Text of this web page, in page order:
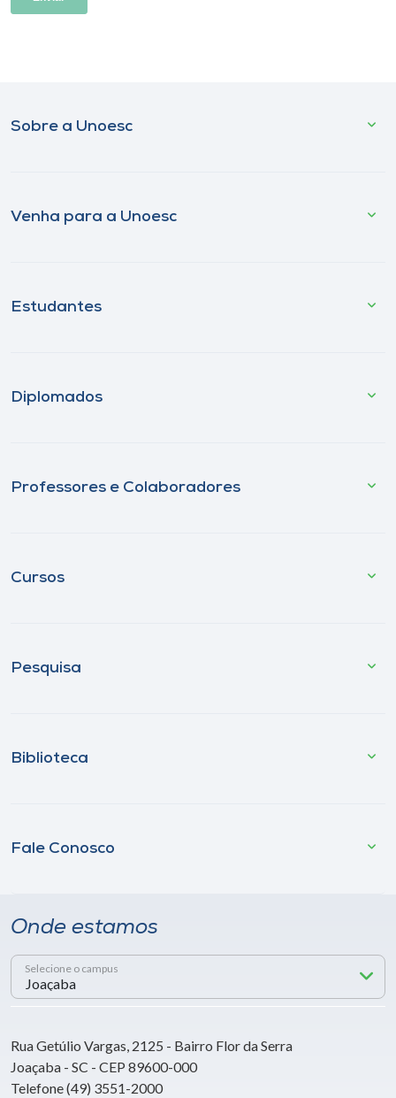
Sobre a Unoesc
Venha para a Unoesc
Estudantes
Diplomados
Professores e Colaboradores
Cursos
Pesquisa
Biblioteca
Fale Conosco
Onde estamos
Selecione o campus
Rua Getúlio Vargas, 2125 - Bairro Flor da Serra
Joaçaba - SC - CEP 89600-000
Telefone (49) 3551-2000